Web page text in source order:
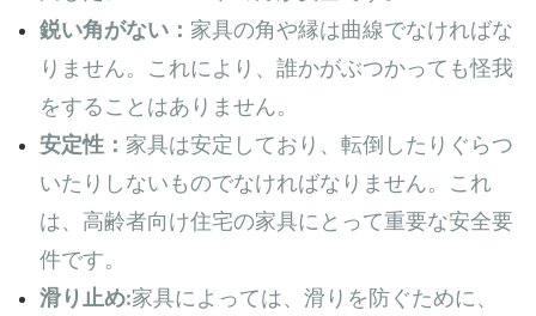
鋭い角がない： 家具の角や縁は曲線でなければな
りません。これにより、誰かがぶつかっても怪我
をすることはありません。
安定性： 家具は安定しており、転倒したりぐらつ
いたりしないものでなければなりません。これ
は、高齢者向け住宅の家具にとって重要な安全要
件です。
滑り止め:家具によっては、滑りを防ぐために、